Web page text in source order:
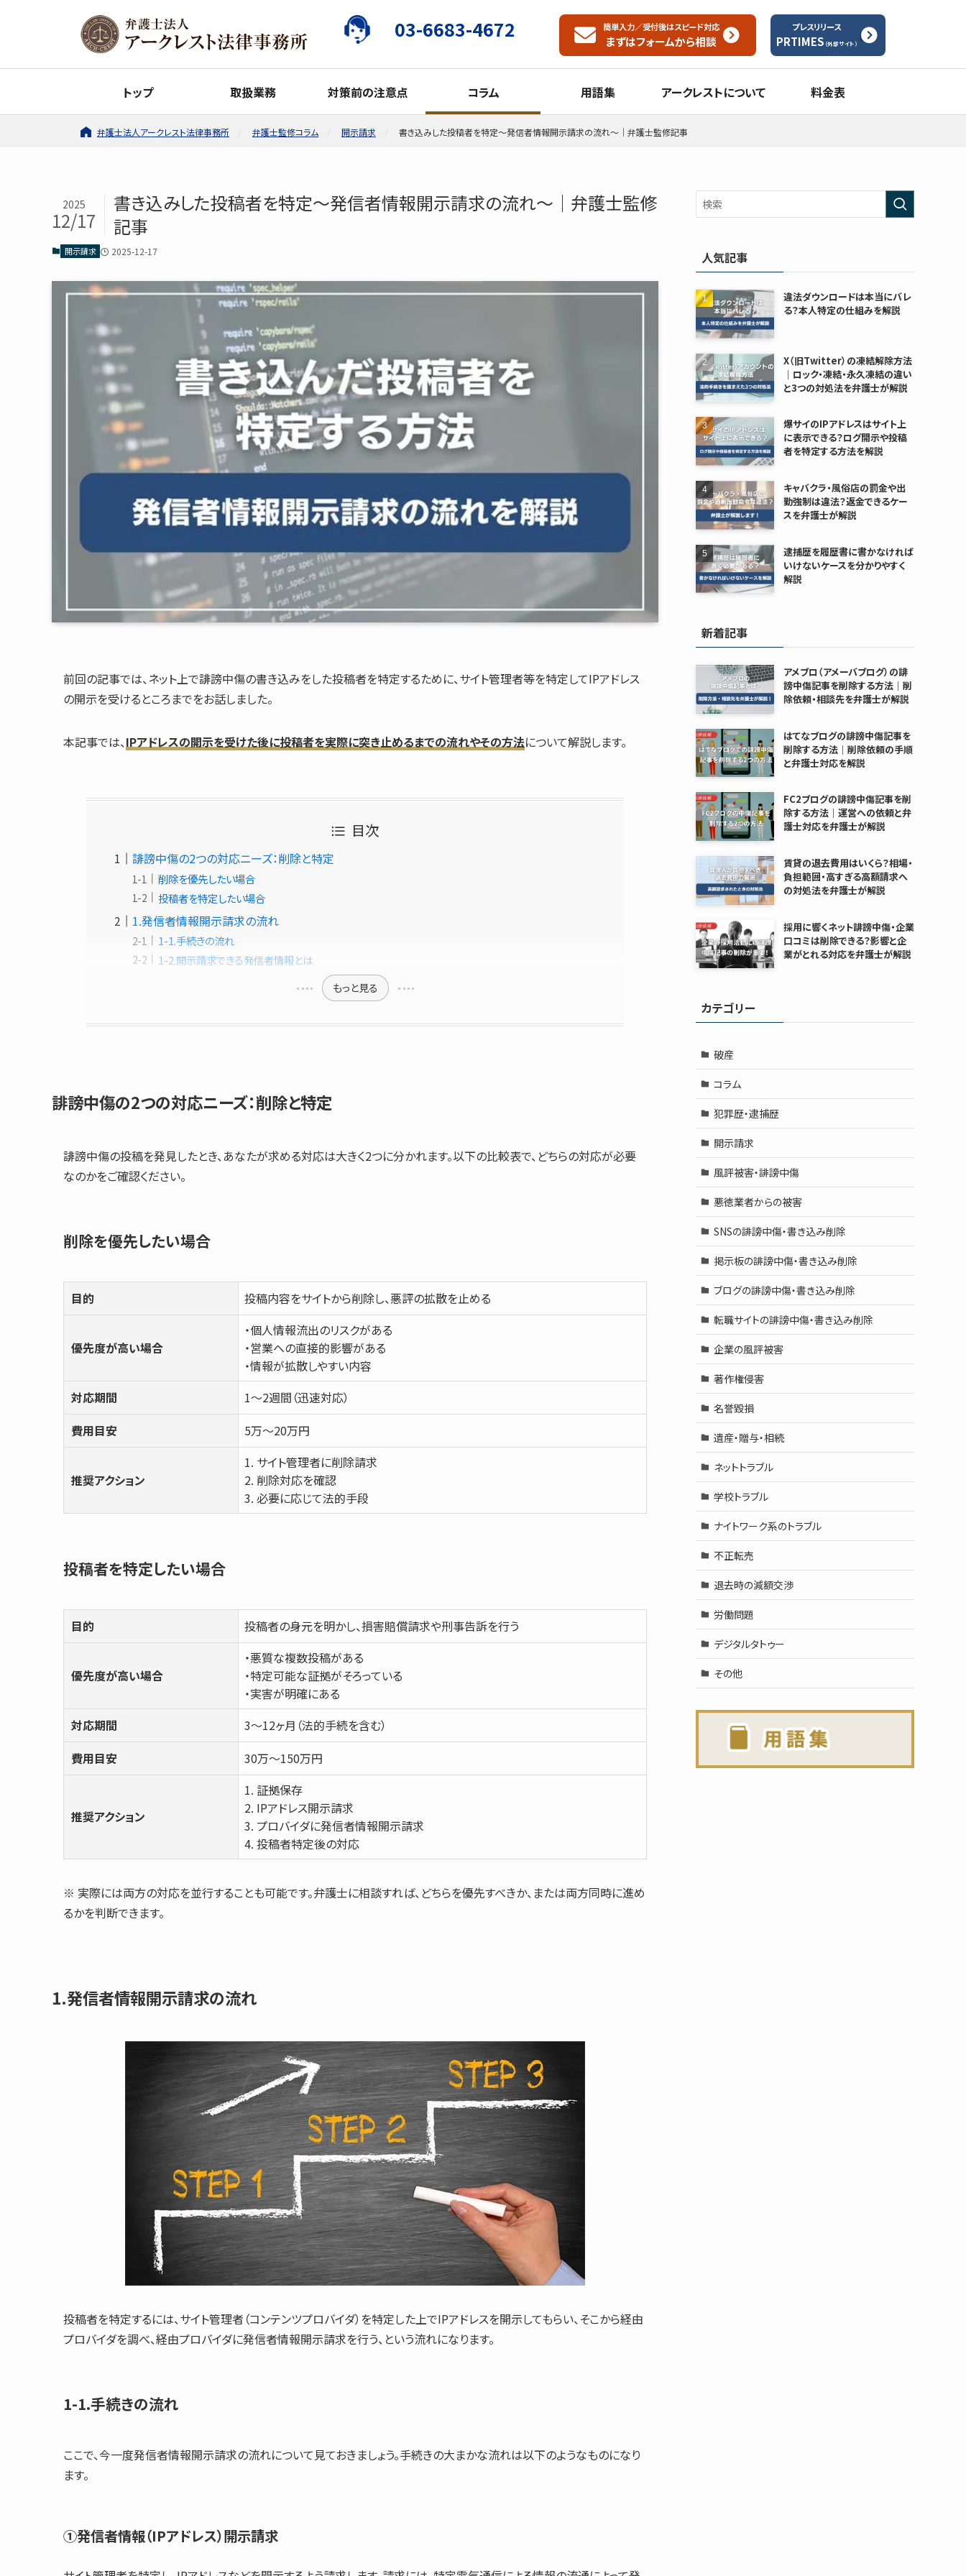
03-6683-4672 簡単入力／受付後はスピード対応
まずはフォームから相談
プレスリリース
PRTIMES （外部サイト）
トップ 取扱業務 対策前の注意点 コラム 用語集 アークレストについて 料金表
弁護士法人アークレスト法律事務所 弁護士監修コラム 開示請求 書き込みした投稿者を特定～発信者情報開示請求の流れ～｜弁護士監修記事
書き込みした投稿者を特定～発信者情報開示請求の流れ～｜弁護士監修
記事
2025
12/17
開示請求 2025-12-17
前回の記事では、ネット上で誹謗中傷の書き込みをした投稿者を特定するために、サイト管理者等を特定してIPアドレス
の開示を受けるところまでをお話しました。
本記事では、IPアドレスの開示を受けた後に投稿者を実際に突き止めるまでの流れやその方法について解説します。
目次
誹謗中傷の2つの対応ニーズ：削除と特定
削除を優先したい場合
投稿者を特定したい場合
1.発信者情報開示請求の流れ
1-1.手続きの流れ
1-2.開示請求できる発信者情報とは
もっと見る
誹謗中傷の2つの対応ニーズ：削除と特定
誹謗中傷の投稿を発見したとき、あなたが求める対応は大きく2つに分かれます。以下の比較表で、どちらの対応が必要
なのかをご確認ください。
削除を優先したい場合
目的 投稿内容をサイトから削除し、悪評の拡散を止める
優先度が高い場合
・個人情報流出のリスクがある
・営業への直接的影響がある
・情報が拡散しやすい内容
対応期間
1～2週間（迅速対応）
費用目安
5万～20万円
推奨アクション
1. サイト管理者に削除請求
2. 削除対応を確認
3. 必要に応じて法的手段
投稿者を特定したい場合
目的 投稿者の身元を明かし、損害賠償請求や刑事告訴を行う
優先度が高い場合
・悪質な複数投稿がある
・特定可能な証拠がそろっている
・実害が明確にある
対応期間
3～12ヶ月（法的手続を含む）
費用目安
30万～150万円
推奨アクション
1. 証拠保存
2. IPアドレス開示請求
3. プロバイダに発信者情報開示請求
4. 投稿者特定後の対応
※ 実際には両方の対応を並行することも可能です。弁護士に相談すれば、どちらを優先すべきか、または両方同時に進め
るかを判断できます。
1.発信者情報開示請求の流れ
投稿者を特定するには、サイト管理者（コンテンツプロバイダ）を特定した上でIPアドレスを開示してもらい、そこから経由
プロバイダを調べ、経由プロバイダに発信者情報開示請求を行う、という流れになります。
1-1.手続きの流れ
ここで、今一度発信者情報開示請求の流れについて見ておきましょう。手続きの大まかな流れは以下のようなものになり
ます。
①発信者情報（IPアドレス）開示請求
人気記事
違法ダウンロードは本当にバレ
る？本人特定の仕組みを解説
X（旧Twitter）の凍結解除方法
｜ロック・凍結・永久凍結の違い
と3つの対処法を弁護士が解説
爆サイのIPアドレスはサイト上
に表示できる？ログ開示や投稿
者を特定する方法を解説
キャバクラ・風俗店の罰金や出
勤強制は違法？返金できるケー
スを弁護士が解説
逮捕歴を履歴書に書かなければ
いけないケースを分かりやすく
解説
新着記事
アメブロ（アメーバブログ）の誹
謗中傷記事を削除する方法｜削
除依頼・相談先を弁護士が解説
はてなブログの誹謗中傷記事を
削除する方法｜削除依頼の手順
と弁護士対応を解説
FC2ブログの誹謗中傷記事を削
除する方法｜運営への依頼と弁
護士対応を弁護士が解説
賃貸の退去費用はいくら？相場・
負担範囲・高すぎる高額請求へ
の対処法を弁護士が解説
採用に響くネット誹謗中傷・企業
口コミは削除できる？影響と企
業がとれる対応を弁護士が解説
カテゴリー
破産
コラム
犯罪歴・逮捕歴
開示請求
風評被害・誹謗中傷
悪徳業者からの被害
SNSの誹謗中傷・書き込み削除
掲示板の誹謗中傷・書き込み削除
ブログの誹謗中傷・書き込み削除
転職サイトの誹謗中傷・書き込み削除
企業の風評被害
著作権侵害
名誉毀損
遺産・贈与・相続
ネットトラブル
学校トラブル
ナイトワーク系のトラブル
不正転売
退去時の減額交渉
労働問題
デジタルタトゥー
その他